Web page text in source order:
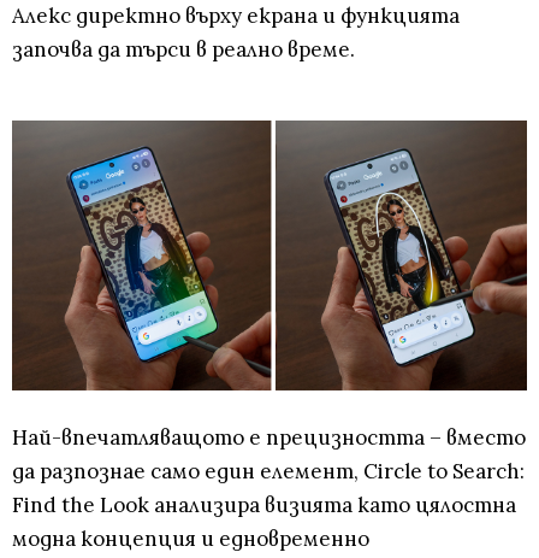
Алекс директно върху екрана и функцията
започва да търси в реално време.
Най-впечатляващото е прецизността – вместо
да разпознае само един елемент, Circle to Search:
Find the Look анализира визията като цялостна
модна концепция и едновременно